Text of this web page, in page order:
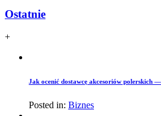
Ostatnie
+
Jak ocenić dostawcę akcesoriów
Posted in: Biznes